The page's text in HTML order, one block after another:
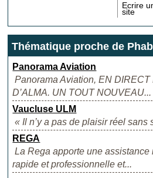
Ecrire
site
Thématique proche de
Panorama Aviation
Panorama Aviation, EN DIRECT
D’ALMA. UN TOUT NOUVEAU...
Vaucluse ULM
« Il n’y a pas de plaisir réel sans
REGA
La Rega apporte une
rapide et professionnelle et...